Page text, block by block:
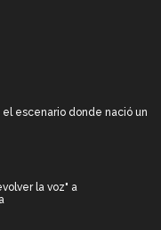
el escenario donde nació un
la voz" a